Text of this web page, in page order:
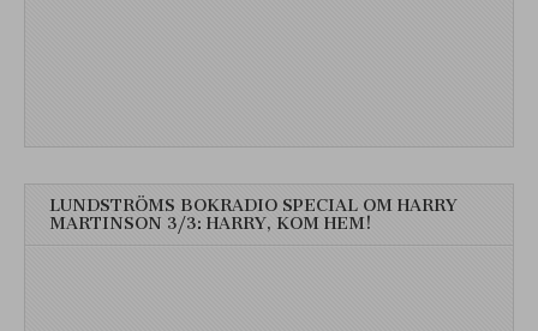
LUNDSTRÖMS BOKRADIO SPECIAL OM HARRY
MARTINSON 3/3: HARRY, KOM HEM!